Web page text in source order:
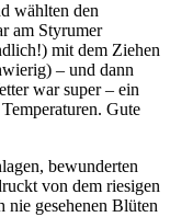
wählten den
am Styrumer
mit dem Ziehen
– und dann
war super – ein
Gute
bewunderten
von dem riesigen
gesehenen Blüten